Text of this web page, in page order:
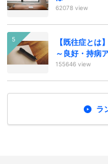
62078 view
【既往症とは
～良好・持病
155646 view
ラ